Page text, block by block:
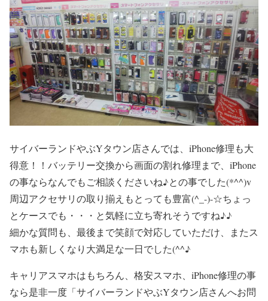
サイバーランドやぶYタウン店さんでは、iPhone修理も大
得意！！バッテリー交換から画面の割れ修理まで、iPhone
の事ならなんでもご相談くださいね♪との事でした(*^^)v
周辺アクセサリの取り揃えもとっても豊富(^_-)-☆ちょっ
とケースでも・・・と気軽に立ち寄れそうですね♪♪
細かな質問も、最後まで笑顔で対応していただけ、またス
マホも新しくなり大満足な一日でした(^^♪
キャリアスマホはもちろん、格安スマホ、iPhone修理の事
なら是非一度「サイバーランドやぶYタウン店さんへお問